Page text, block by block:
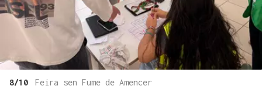
8/10 Feira sen Fume de Amencer